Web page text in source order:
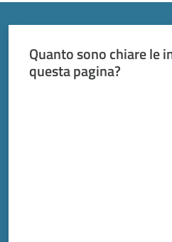
Quanto sono chiare le
questa pagina?